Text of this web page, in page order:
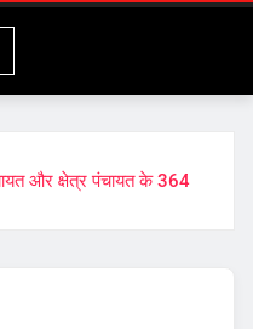
और क्षेत्र पंचायत के 364